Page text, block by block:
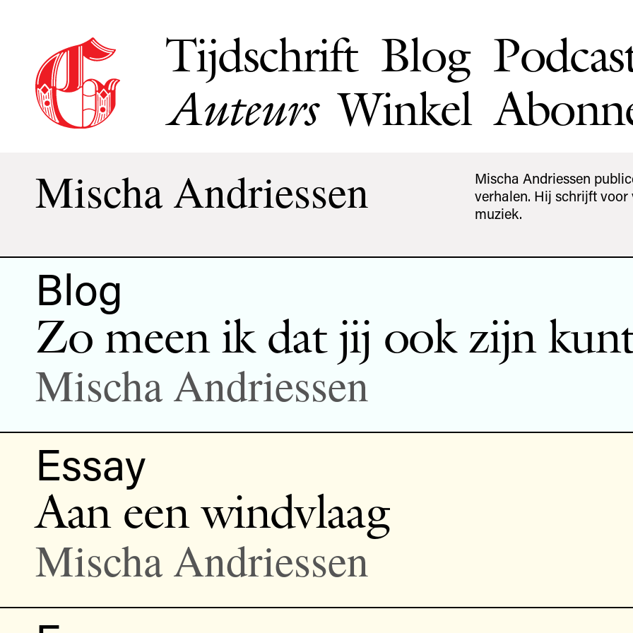
Tijdschrift Blog
Auteurs Winkel
Mischa Andriessen
Mischa Andriessen
verhalen. Hij schrijft voor
muziek.
Blog
Zo meen ik dat jij ook zijn
Mischa Andriessen
Essay
Aan een windvlaag
Mischa Andriessen